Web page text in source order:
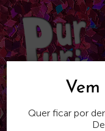
Skip
to
content
Quer ficar por